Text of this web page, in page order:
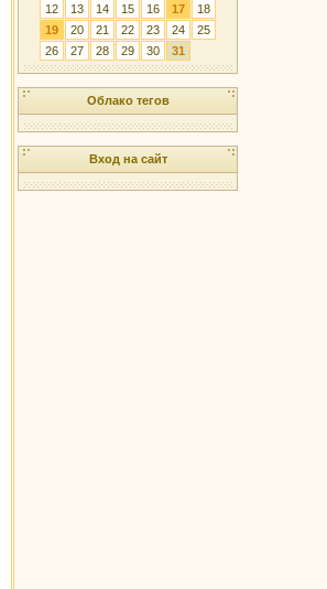
12
13 14 15 16 17
18
19
20 21 22 23 24
25
26
27 28 29 30 31
Облако тегов
Вход на сайт